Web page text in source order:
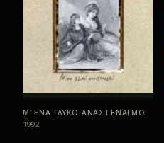
Μ' ΕΝΑ ΓΛΥΚΟ ΑΝΑΣΤΕΝΑΓΜΟ
1992